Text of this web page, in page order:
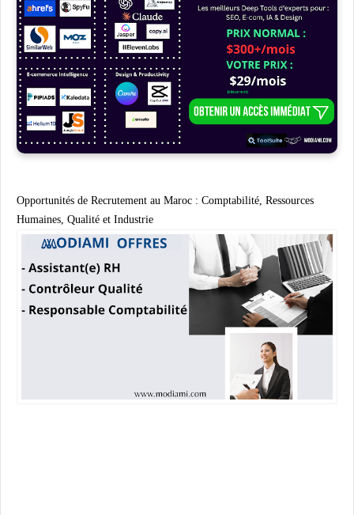
Opportunités de Recrutement au Maroc : Comptabilité, Ressources
Humaines, Qualité et Industrie